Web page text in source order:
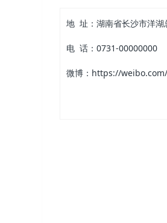
地 址：湖南省长沙市洋湖
电 话：0731-00000000
微博：https://weibo.com/